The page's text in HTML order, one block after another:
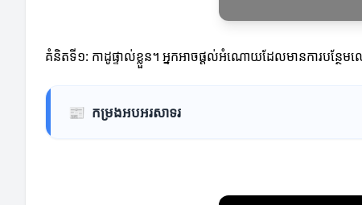
គំនិតទី១: កាដូផ្ទាល់ខ្លួន។ អ្នកអាចផ្ដល់អំណោយដែលមានការបន្ថែម
📰 កម្រងអបអរសាទរ